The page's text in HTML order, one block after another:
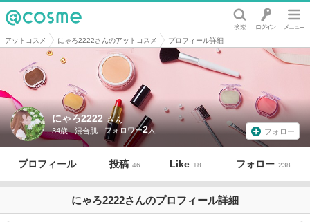
@cosme
アットコスメ にゃろ2222さんのアットコスメ プロフィール詳細
にゃろ2222 さん
34歳 混合肌 2 フォロー
プロフィール 投稿 46 Like 18 フォロー 238
にゃろ2222さんのプロフィール詳細